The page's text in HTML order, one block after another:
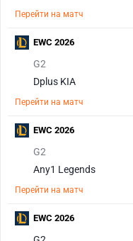
Перейти на матч
G2
Dplus KIA
Перейти на матч
EWC 2026
G2
Any1 Legends
Перейти на матч
EWC 2026
EWC 2026